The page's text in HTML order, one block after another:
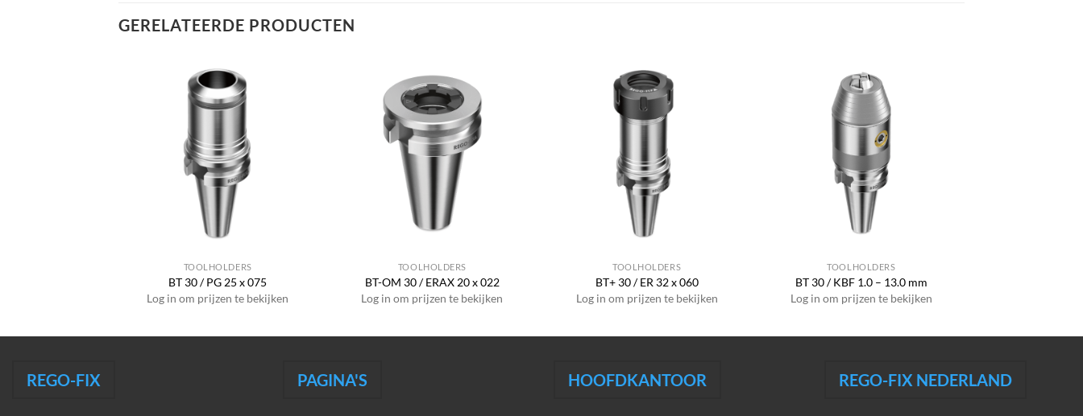
GERELATEERDE PRODUCTEN
TOOLHOLDERS
BT 30 / PG 25 x 075
Log in om prijzen te bekijken
TOOLHOLDERS
BT-OM 30 / ERAX 20 x 022
Log in om prijzen te bekijken
TOOLHOLDERS
BT+ 30 / ER 32 x 060
Log in om prijzen te bekijken
TOOLHOLDERS
BT 30 / KBF 1.0 – 13.0 mm
Log in om prijzen te bekijken
REGO-FIX PAGINA'S HOOFDKANTOOR REGO-FIX NEDERLAND